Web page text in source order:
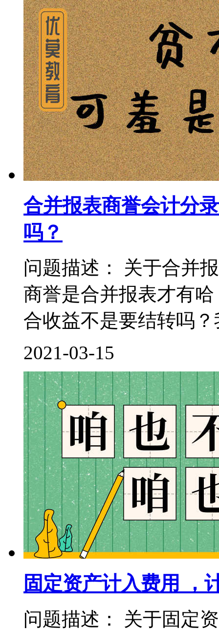
合并报表商誉会计分
吗？
问题描述： 关于合并
商誉是合并报表才有
合收益不是要结转吗
2021-03-15
固定资产计入费用 ，
问题描述： 关于固定